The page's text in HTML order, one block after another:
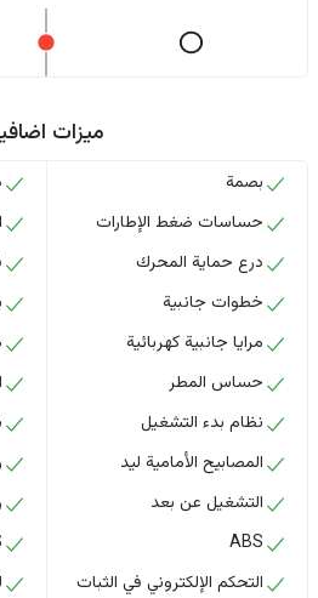
ميزات
بصمة
حساسات ضغط الإطارات
درع حماية المحرك
خطوات جانبية
مرايا جانبية كهربائية
حساس المطر
نظام بدء التشغيل
المصابيح الأمامية ليد
التشغيل عن بعد
ABS
التحكم الإلكتروني في الثبات